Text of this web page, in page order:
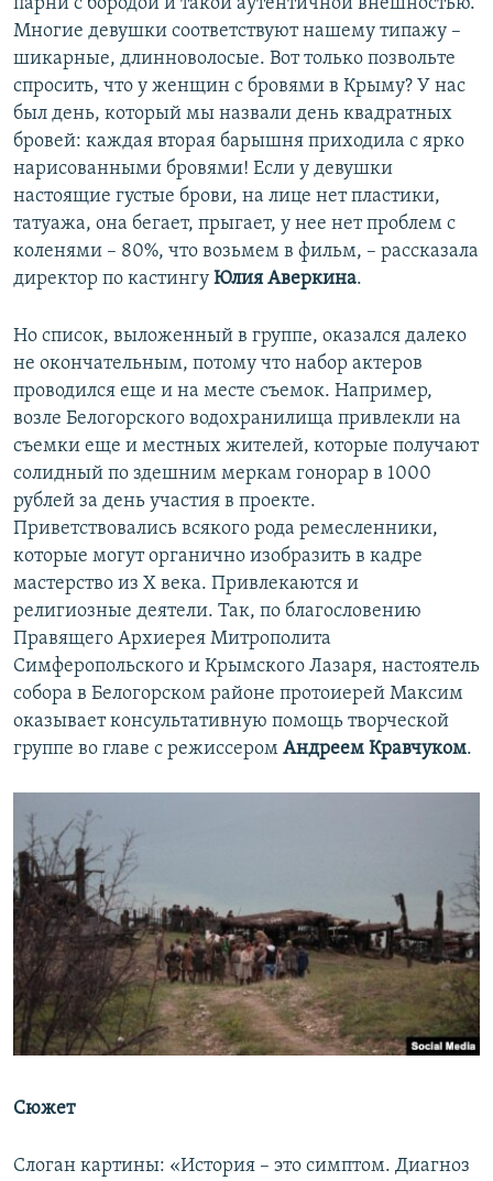
Многие девушки соответствуют нашему типажу –
шикарные, длинноволосые. Вот только позвольте
спросить, что у женщин с бровями в Крыму? У нас
был день, который мы назвали день квадратных
бровей: каждая вторая барышня приходила с ярко
нарисованными бровями! Если у девушки
настоящие густые брови, на лице нет пластики,
татуажа, она бегает, прыгает, у нее нет проблем с
коленями – 80%, что возьмем в фильм, – рассказала
директор по кастингу Юлия Аверкина.
Но список, выложенный в группе, оказался далеко
не окончательным, потому что набор актеров
проводился еще и на месте съемок. Например,
возле Белогорского водохранилища привлекли на
съемки еще и местных жителей, которые получают
солидный по здешним меркам гонорар в 1000
рублей за день участия в проекте.
Приветствовались всякого рода ремесленники,
которые могут органично изобразить в кадре
мастерство из Х века. Привлекаются и
религиозные деятели. Так, по благословению
Правящего Архиерея Митрополита
Симферопольского и Крымского Лазаря, настоятель
собора в Белогорском районе протоиерей Максим
оказывает консультативную помощь творческой
группе во главе с режиссером Андреем Кравчуком.
Сюжет
Слоган картины: «История – это симптом. Диагноз